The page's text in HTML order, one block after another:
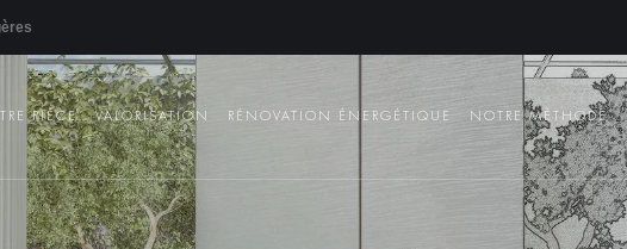
PIÈCE VALORISATION RÉNOVATION ÉNERGÉTIQUE NOTRE MÉTHODE